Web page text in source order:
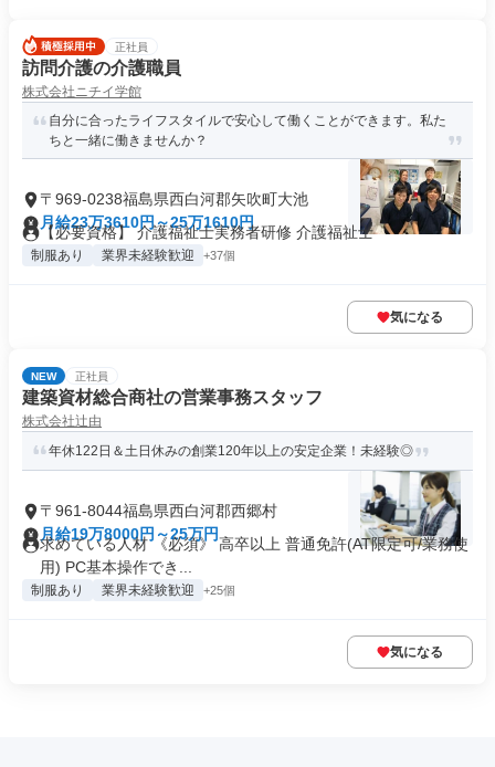
正社員
訪問介護の介護職員
株式会社ニチイ学館
自分に合ったライフスタイルで安心して働くことができます。私た
ちと一緒に働きませんか？
〒969-0238福島県西白河郡矢吹町大池
月給23万3610円～25万1610円
【必要資格】 介護福祉士実務者研修 介護福祉士
制服あり 業界未経験歓迎 +37個
気になる
NEW 正社員
建築資材総合商社の営業事務スタッフ
株式会社辻由
年休122日＆土日休みの創業120年以上の安定企業！未経験◎
〒961-8044福島県西白河郡西郷村
月給19万8000円～25万円
求めている人材 《必須》 高卒以上 普通免許(AT限定可/業務使
用) PC基本操作でき...
制服あり 業界未経験歓迎 +25個
気になる